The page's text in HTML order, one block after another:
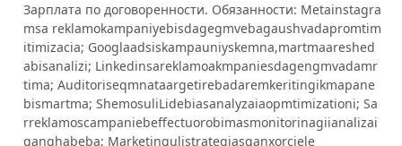
Зарплата по договоренности. Обязанности: Metainstagra
msa reklamokampaniyebisdagegmvebagaushvadapromtim
itimizacia; Googlaadsiskampauniyskemna,martmaareshed
abisanalizi; Linkedinsareklamoakmpaniesdagengmvadamr
tima; Auditoriseqmnataargetirebadaremkeritingikmapane
bismartma; ShemosuliLidebiasanalyzaiaopmtimizationi; Sa
rreklamoscampaniebeffectuorobimasmonitorinagiianalizai
ganghabeba; Marketingulistrategiasganxorciele